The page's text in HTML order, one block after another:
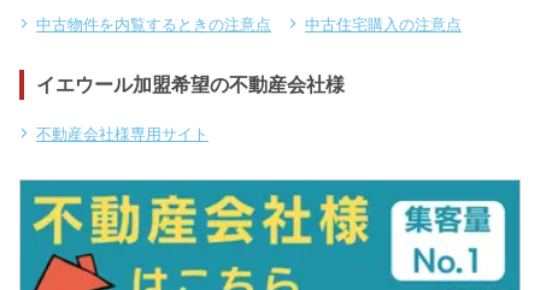
中古物件を内覧するときの注意点 中古住宅購入の注意点
イエウール加盟希望の不動産会社様
不動産会社様専用サイト